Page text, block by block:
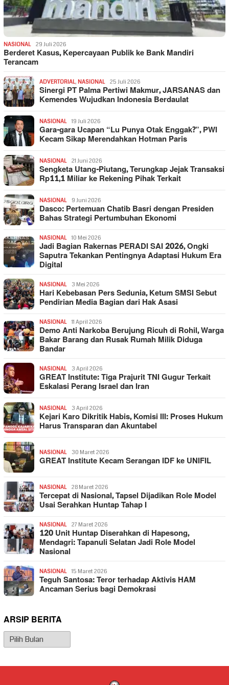
NASIONAL 29 Juli 2026
Berderet Kasus, Kepercayaan Publik ke Bank Mandiri
Terancam
ADVERTORIAL, NASIONAL 25 Juli 2026
Sinergi PT Palma Pertiwi Makmur, JARSANAS dan
Kemendes Wujudkan Indonesia Berdaulat
NASIONAL 19 Juli 2026
Gara-gara Ucapan “Lu Punya Otak Enggak?”, PWI
Kecam Sikap Merendahkan Hotman Paris
NASIONAL 21 Juni 2026
Sengketa Utang-Piutang, Terungkap Jejak Transaksi
Rp11,1 Miliar ke Rekening Pihak Terkait
NASIONAL 9 Juni 2026
Dasco: Pertemuan Chatib Basri dengan Presiden
Bahas Strategi Pertumbuhan Ekonomi
NASIONAL 10 Mei 2026
Jadi Bagian Rakernas PERADI SAI 2026, Ongki
Saputra Tekankan Pentingnya Adaptasi Hukum Era
Digital
NASIONAL 3 Mei 2026
Hari Kebebasan Pers Sedunia, Ketum SMSI Sebut
Pendirian Media Bagian dari Hak Asasi
NASIONAL 11 April 2026
Demo Anti Narkoba Berujung Ricuh di Rohil, Warga
Bakar Barang dan Rusak Rumah Milik Diduga
Bandar
NASIONAL 3 April 2026
GREAT Institute: Tiga Prajurit TNI Gugur Terkait
Eskalasi Perang Israel dan Iran
NASIONAL 3 April 2026
Kejari Karo Dikritik Habis, Komisi III: Proses Hukum
Harus Transparan dan Akuntabel
NASIONAL 30 Maret 2026
GREAT Institute Kecam Serangan IDF ke UNIFIL
NASIONAL 28 Maret 2026
Tercepat di Nasional, Tapsel Dijadikan Role Model
Usai Serahkan Huntap Tahap I
NASIONAL 27 Maret 2026
120 Unit Huntap Diserahkan di Hapesong,
Mendagri: Tapanuli Selatan Jadi Role Model
Nasional
NASIONAL 15 Maret 2026
Teguh Santosa: Teror terhadap Aktivis HAM
Ancaman Serius bagi Demokrasi
ARSIP BERITA
Arsip
Berita